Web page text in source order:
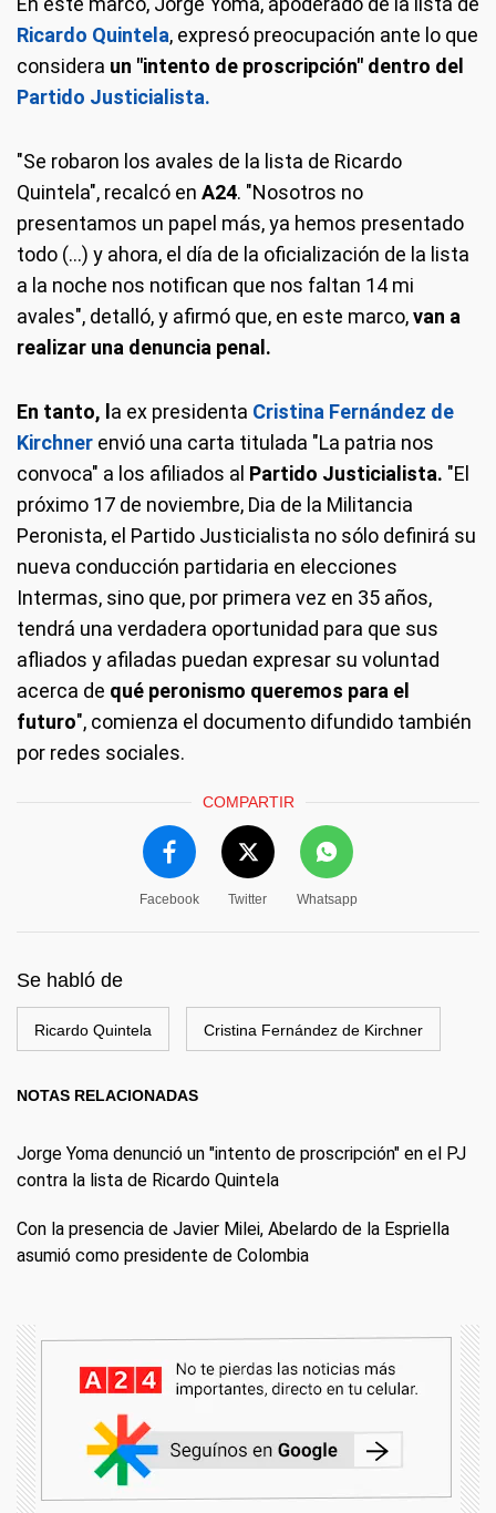
Ricardo Quintela, expresó preocupación ante lo que
considera un "intento de proscripción" dentro del
Partido Justicialista.
"Se robaron los avales de la lista de Ricardo
Quintela", recalcó en A24. "Nosotros no
presentamos un papel más, ya hemos presentado
todo (...) y ahora, el día de la oficialización de la lista
a la noche nos notifican que nos faltan 14 mi
avales", detalló, y afirmó que, en este marco,van a
realizar una denuncia penal.
En tanto, la ex presidenta Cristina Fernández de
Kirchner envió una carta titulada "La patria nos
convoca" a los afiliados al Partido Justicialista. "El
próximo 17 de noviembre, Dia de la Militancia
Peronista, el Partido Justicialista no sólo definirá su
nueva conducción partidaria en elecciones
Intermas, sino que, por primera vez en 35 años,
tendrá una verdadera oportunidad para que sus
afliados y afiladas puedan expresar su voluntad
acerca de qué peronismo queremos para el
futuro", comienza el documento difundido también
por redes sociales.
COMPARTIR
Facebook Twitter Whatsapp
Se habló de
Ricardo Quintela Cristina Fernández de Kirchner
NOTAS RELACIONADAS
Jorge Yoma denunció un "intento de proscripción" en el PJ
contra la lista de Ricardo Quintela
Con la presencia de Javier Milei, Abelardo de la Espriella
asumió como presidente de Colombia